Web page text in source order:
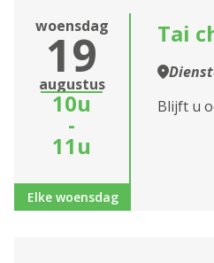
woensdag
19
augustus
10u
-
11u
Elke woensdag
Tai
Blijft u